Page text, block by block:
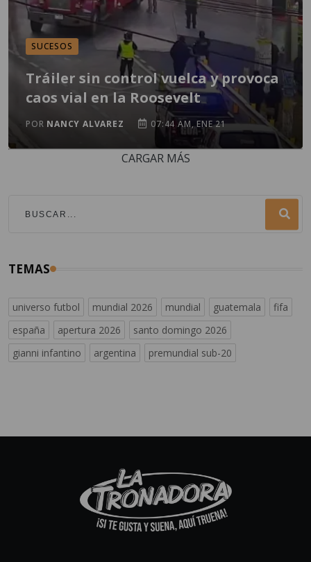
SUCESOS
Tráiler sin control vuelca y provoca
caos vial en la Roosevelt
POR NANCY ALVAREZ 07:44 AM, ENE 21
CARGAR MÁS
TEMAS
universo futbol mundial 2026 mundial guatemala
fifa
españa
apertura 2026
santo domingo 2026
gianni infantino
argentina premundial sub-20